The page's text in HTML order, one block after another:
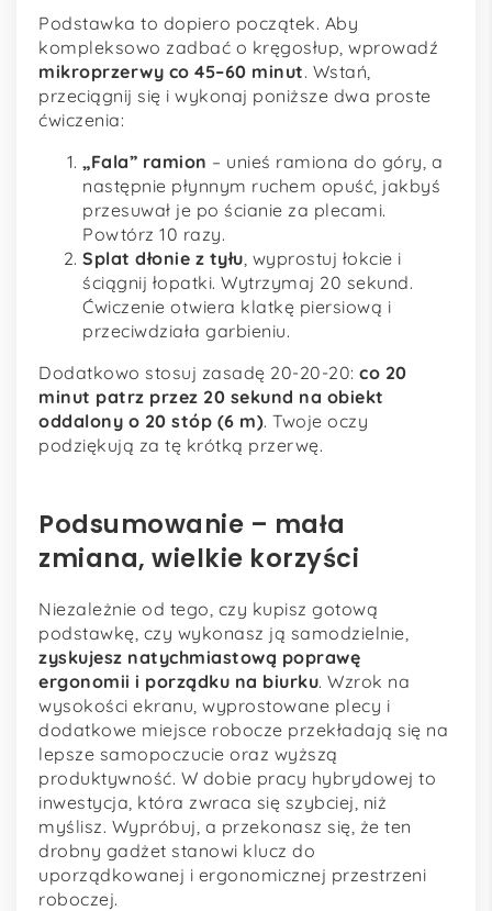
Podstawka to dopiero początek. Aby
kompleksowo zadbać o kręgosłup, wprowadź
mikroprzerwy co 45–60 minut. Wstań,
przeciągnij się i wykonaj poniższe dwa proste
ćwiczenia:
„Fala” ramion – unieś ramiona do góry, a
następnie płynnym ruchem opuść, jakbyś
przesuwał je po ścianie za plecami.
Powtórz 10 razy.
Splat dłonie z tyłu , wyprostuj łokcie i
ściągnij łopatki. Wytrzymaj 20 sekund.
Ćwiczenie otwiera klatkę piersiową i
przeciwdziała garbieniu.
Dodatkowo stosuj zasadę 20-20-20: co 20
minut patrz przez 20 sekund na obiekt
oddalony o 20 stóp (6 m). Twoje oczy
podziękują za tę krótką przerwę.
Podsumowanie – mała
zmiana, wielkie korzyści
Niezależnie od tego, czy kupisz gotową
podstawkę, czy wykonasz ją samodzielnie,
zyskujesz natychmiastową poprawę
ergonomii i porządku na biurku. Wzrok na
wysokości ekranu, wyprostowane plecy i
dodatkowe miejsce robocze przekładają się na
lepsze samopoczucie oraz wyższą
produktywność. W dobie pracy hybrydowej to
inwestycja, która zwraca się szybciej, niż
myślisz. Wypróbuj, a przekonasz się, że ten
drobny gadżet stanowi klucz do
uporządkowanej i ergonomicznej przestrzeni
roboczej.